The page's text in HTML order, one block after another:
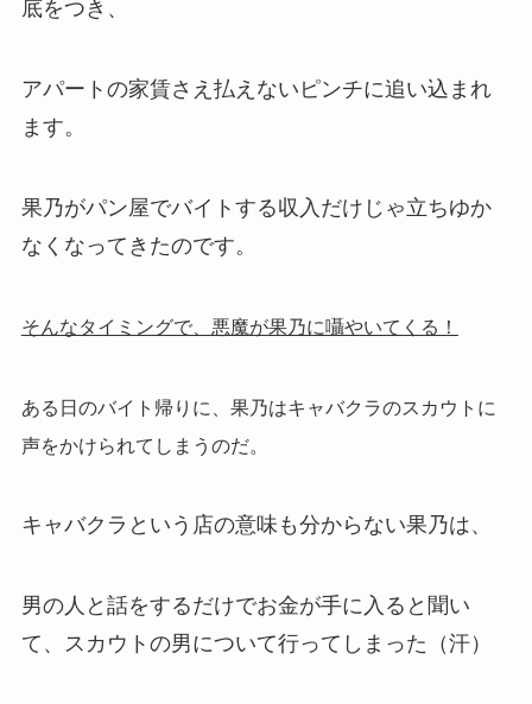
底をつき、
アパートの家賃さえ払えないピンチに追い込まれ
ます。
果乃がパン屋でバイトする収入だけじゃ立ちゆか
なくなってきたのです。
そんなタイミングで、悪魔が果乃に囁やいてくる！
ある日のバイト帰りに、果乃はキャバクラのスカウトに
声をかけられてしまうのだ。
キャバクラという店の意味も分からない果乃は、
男の人と話をするだけでお金が手に入ると聞い
て、スカウトの男について行ってしまった（汗）